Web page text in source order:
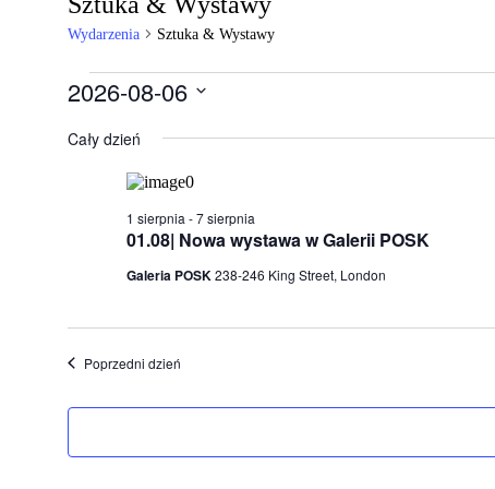
Wydarzenia Sztuka & Wystawy
Wydarzenia
6
sierpnia,
2026-08-06
datę.
Cały dzień
01.08| Nowa wystawa w Galerii POSK
1 sierpnia -7 sierpnia
Galeria POSK238-246 King Street, London
Poprzedni dzień